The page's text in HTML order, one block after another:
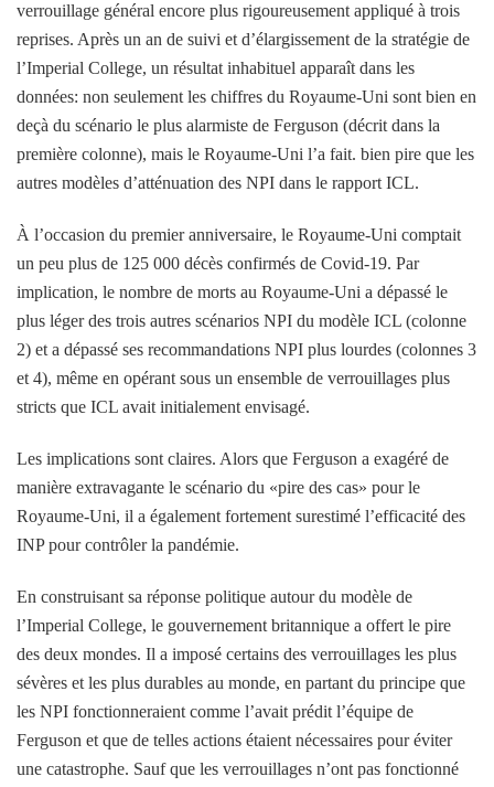
verrouillage général encore plus rigoureusement appliqué à trois
reprises. Après un an de suivi et d’élargissement de la stratégie de
l’Imperial College, un résultat inhabituel apparaît dans les
données: non seulement les chiffres du Royaume-Uni sont bien en
deçà du scénario le plus alarmiste de Ferguson (décrit dans la
première colonne), mais le Royaume-Uni l’a fait. bien pire que les
autres modèles d’atténuation des NPI dans le rapport ICL.
À l’occasion du premier anniversaire, le Royaume-Uni comptait
un peu plus de 125 000 décès confirmés de Covid-19. Par
implication, le nombre de morts au Royaume-Uni a dépassé le
plus léger des trois autres scénarios NPI du modèle ICL (colonne
2) et a dépassé ses recommandations NPI plus lourdes (colonnes 3
et 4), même en opérant sous un ensemble de verrouillages plus
stricts que ICL avait initialement envisagé.
Les implications sont claires. Alors que Ferguson a exagéré de
manière extravagante le scénario du «pire des cas» pour le
Royaume-Uni, il a également fortement surestimé l’efficacité des
INP pour contrôler la pandémie.
En construisant sa réponse politique autour du modèle de
l’Imperial College, le gouvernement britannique a offert le pire
des deux mondes. Il a imposé certains des verrouillages les plus
sévères et les plus durables au monde, en partant du principe que
les NPI fonctionneraient comme l’avait prédit l’équipe de
Ferguson et que de telles actions étaient nécessaires pour éviter
une catastrophe. Sauf que les verrouillages n’ont pas fonctionné